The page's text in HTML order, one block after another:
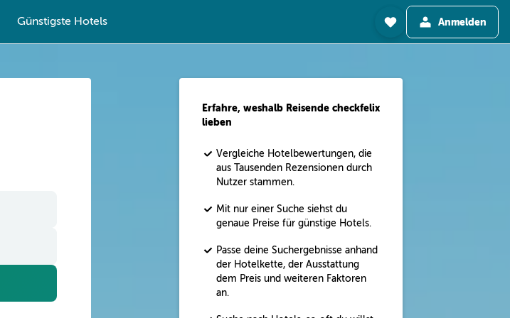
Günstigste Hotels Anmelden
Erfahre, weshalb Reisende checkfelix
lieben
Vergleiche Hotelbewertungen, die
aus Tausenden Rezensionen durch
Nutzer stammen.
Mit nur einer Suche siehst du
genaue Preise für günstige Hotels.
Passe deine Suchergebnisse anhand
der Hotelkette, der Ausstattung
dem Preis und weiteren Faktoren
an.